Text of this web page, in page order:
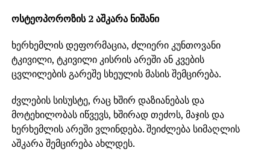
ოსტეოპოროზის 2 აშკარა ნიშანი
ხერხემლის დეფორმაცია, ძლიერი კუნთოვანი
ტკივილი, ტკივილი კისრის არეში ან კვების
ცვლილების გარეშე სხეულის მასის შემცირება.
ძვლების სისუსტე, რაც ხშირ დაზიანებას და
მოტეხილობას იწვევს, ხშირად თეძოს, მაჯის და
ხერხემლის არეში ვლინდება. შეიძლება სიმაღლის
აშკარა შემცირება ახლდეს.